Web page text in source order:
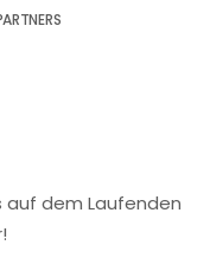
auf dem Laufenden